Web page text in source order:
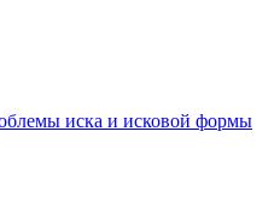
иска и исковой формы